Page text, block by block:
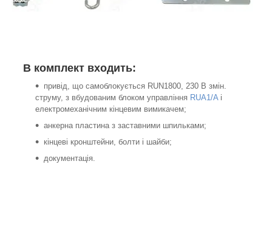
В комплект входить:
привід, що самоблокується RUN1800, 230 В змін.
струму, з вбудованим блоком управління RUA1/A і
електромеханічним кінцевим вимикачем;
анкерна пластина з заставними шпильками;
кінцеві кронштейни, болти і шайби;
документація.